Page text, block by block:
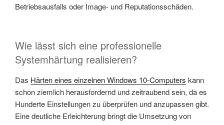
Betriebsausfalls oder Image- und Reputationsschäden.
Wie lässt sich eine professionelle
Systemhärtung realisieren?
Das Härten eines einzelnen Windows 10-Computers kann
schon ziemlich herausfordernd und zeitraubend sein, da es
Hunderte Einstellungen zu überprüfen und anzupassen gibt.
Eine deutliche Erleichterung bringt die Umsetzung von